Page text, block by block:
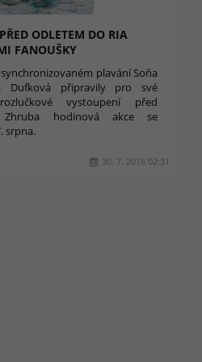
ODLETEM DO RIA
FANOUŠKY
plavání Soňa
Dufková připravily pro své
vystoupení před
Zhruba hodinová akce se
srpna.
30. 7. 2016 02:31